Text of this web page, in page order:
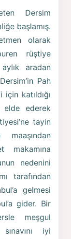
Dersim
başlamış.
olarak
rüştiye
aradan
Pah
katıldığı
elde ederek
tayin
maaşından
makamına
nedenini
tarafından
gelmesi
gider. Bir
meşgul
iyi